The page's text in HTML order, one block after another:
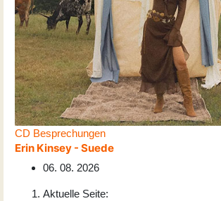
CD Besprechungen
Erin Kinsey - Suede
06. 08. 2026
Aktuelle Seite: